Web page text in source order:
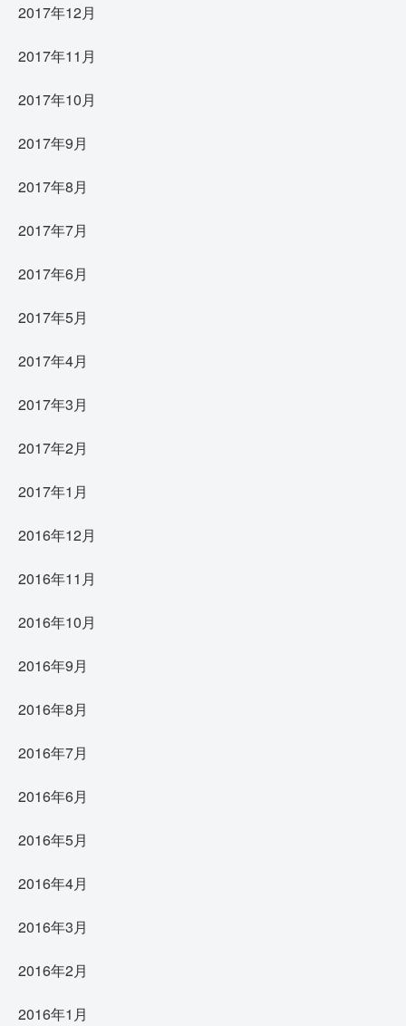
2017年12月
2017年11月
2017年10月
2017年9月
2017年8月
2017年7月
2017年6月
2017年5月
2017年4月
2017年3月
2017年2月
2017年1月
2016年12月
2016年11月
2016年10月
2016年9月
2016年8月
2016年7月
2016年6月
2016年5月
2016年4月
2016年3月
2016年2月
2016年1月